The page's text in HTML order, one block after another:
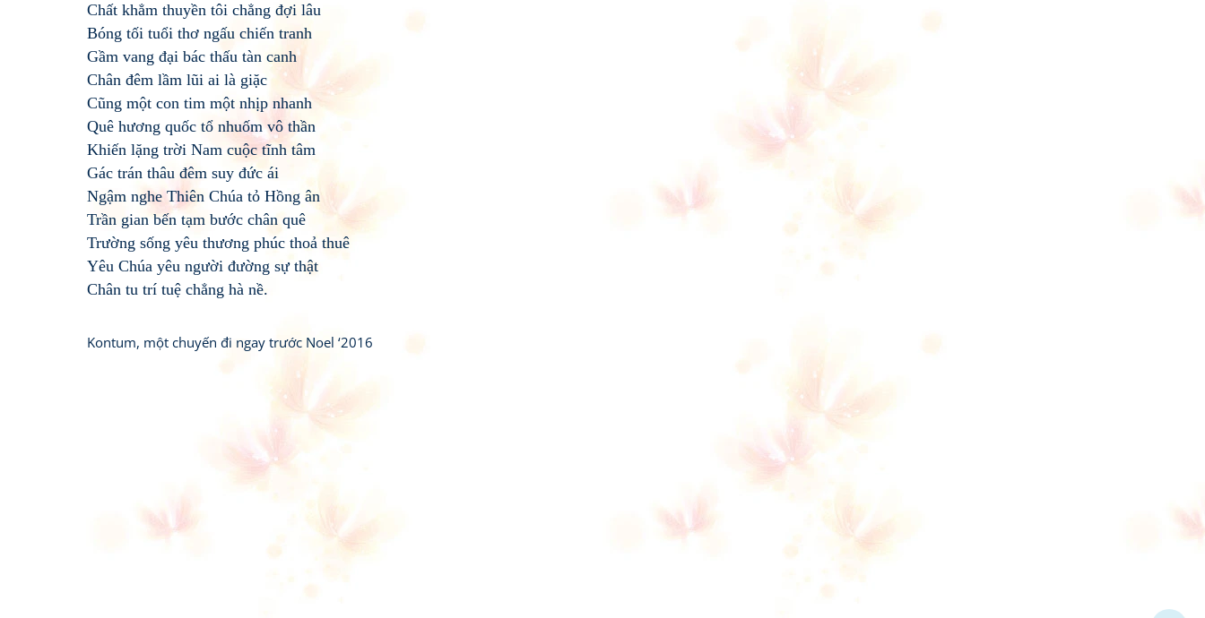
Chất khẳm thuyền tôi chẳng đợi lâu
Bóng tối tuổi thơ ngấu chiến tranh
Gầm vang đại bác thấu tàn canh
Chân đêm lầm lũi ai là giặc
Cũng một con tim một nhịp nhanh
Quê hương quốc tổ nhuốm vô thần
Khiến lặng trời Nam cuộc tĩnh tâm
Gác trán thâu đêm suy đức ái
Ngậm nghe Thiên Chúa tỏ Hồng ân
Trần gian bến tạm bước chân quê
Trường sống yêu thương phúc thoả thuê
Yêu Chúa yêu người đường sự thật
Chân tu trí tuệ chẳng hà nề.
Kontum, một chuyến đi ngay trước Noel ‘2016